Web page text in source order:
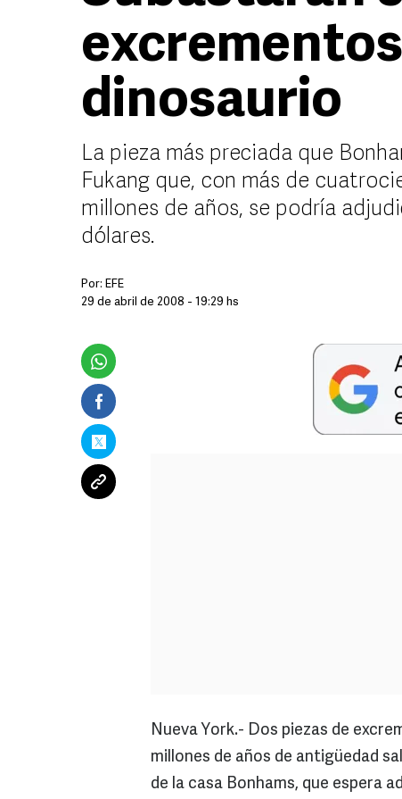
dinosaurio
La pieza más preciada que
Fukang que, con más de
millones de años, se podría
dólares.
Por: EFE
29 de abril de 2008 - 19:29 hs
Nueva York.- Dos piezas de
millones de años de antigüedad
de la casa Bonhams, que espera